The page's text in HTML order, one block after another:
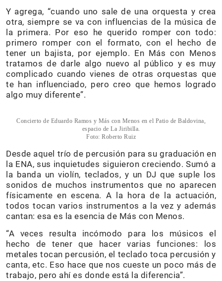
Y agrega, “cuando uno sale de una orquesta y crea
otra, siempre se va con influencias de la música de
la primera. Por eso he querido romper con todo:
primero romper con el formato, con el hecho de
tener un bajista, por ejemplo. En Más con Menos
tratamos de darle algo nuevo al público y es muy
complicado cuando vienes de otras orquestas que
te han influenciado, pero creo que hemos logrado
algo muy diferente”.
Concierto de Eduardo Ramos y Más con Menos en el Patio de Baldovina,
espacio de La Jiribilla.
Foto: Roberto Ruiz
Desde aquel trío de percusión para su graduación en
la ENA, sus inquietudes siguieron creciendo. Sumó a
la banda un violín, teclados, y un DJ que suple los
sonidos de muchos instrumentos que no aparecen
físicamente en escena. A la hora de la actuación,
todos tocan varios instrumentos a la vez y además
cantan: esa es la esencia de Más con Menos.
“A veces resulta incómodo para los músicos el
hecho de tener que hacer varias funciones: los
metales tocan percusión, el teclado toca percusión y
canta, etc. Eso hace que nos cueste un poco más de
trabajo, pero ahí es donde está la diferencia”.